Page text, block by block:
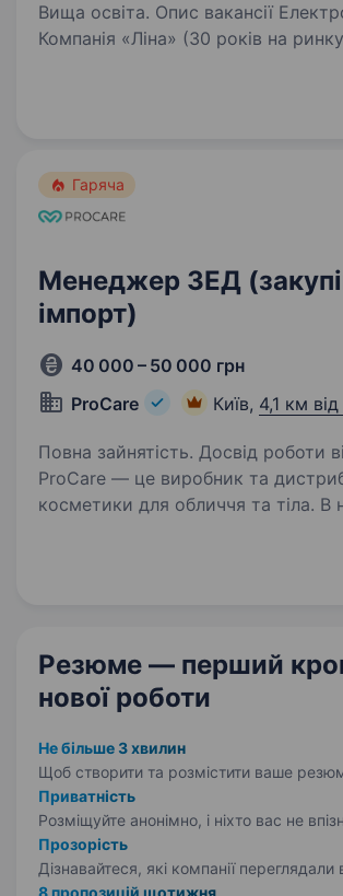
Вища освіта. Опис вакансії Електротехнічна
Компанія «Ліна» (30 років на
1С у відділ закупівель. Вимоги до
Гаряча
Менеджер ЗЕД
імпорт)
40 000 – 50 000 грн
ProCare
Київ, 4,1 км
Повна зайнятість. Досвід роботи
ProCare — це виробник та
косметики для обличчя та тіла. В
Резюме — перший
нової роботи
Не більше 3 хвилин
Щоб створити та розмістити ваше
Приватність
Розміщуйте анонімно, і ніхто вас не
Прозорість
Дізнавайтеся, які компанії
8 пропозицій щотижня